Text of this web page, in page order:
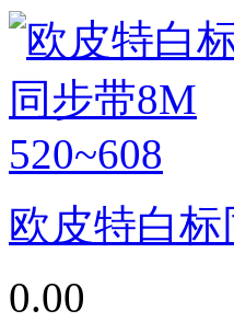
欧皮特白标
0.00